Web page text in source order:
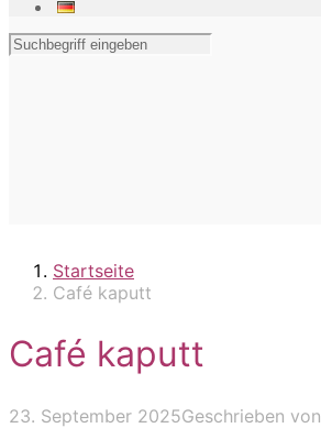
Startseite
Café kaputt
Café kaputt
23. September 2025Geschrieben von